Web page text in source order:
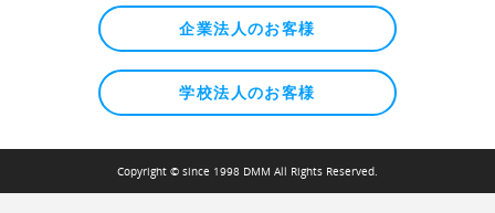
企業法人のお客様
学校法人のお客様
Copyright © since 1998 DMM All Rights Reserved.